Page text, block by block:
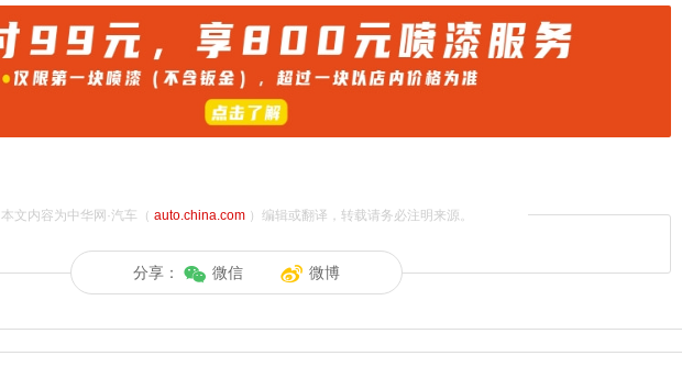
本文内容为中华网·汽车（ auto.china.com）编辑或翻译，转载请务必注明来源。
分享： 微信 微博